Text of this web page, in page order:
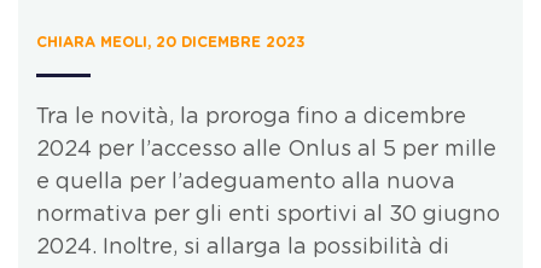
CHIARA MEOLI, 20 DICEMBRE 2023
Tra le novità, la proroga fino a dicembre
2024 per l’accesso alle Onlus al 5 per mille
e quella per l’adeguamento alla nuova
normativa per gli enti sportivi al 30 giugno
2024. Inoltre, si allarga la possibilità di